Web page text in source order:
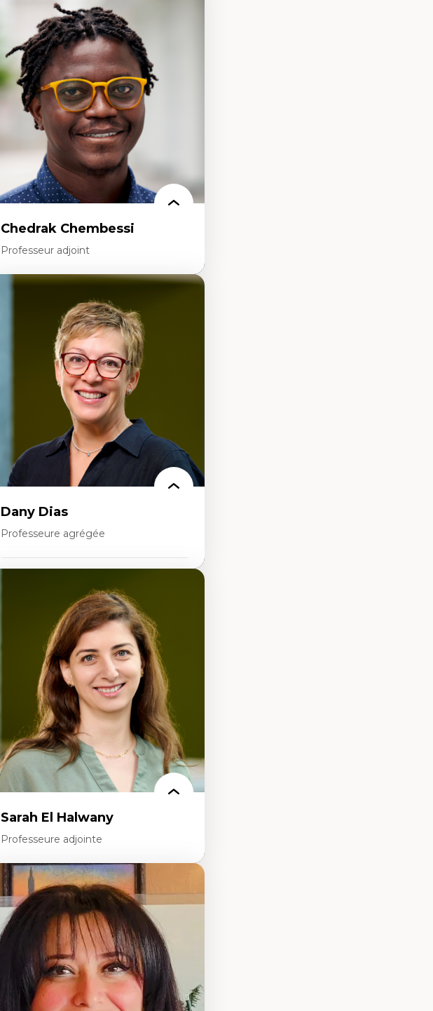
Didactique des sciences – processus
d’enquête et culture scientifique
Éducation en milieu minoritaire –
construction identitaire et conscience
critique
Technologies éducatives – ludification et
programmation pédagogique
La langue dans toutes les matières –
environnement discursif et langage
scientifique
Chedrak Chembessi
Professeur adjoint
Économie circulaire
Modèles d’affaires durables
Histoire des faits économiques
Gestion durable des ressources naturelles
Écologie industrielle
Aménagement durable du territoire
Développement régional
Coopératives
Télétravail en milieu rural francophone
Transition socio-écologique
Dany Dias
Professeure agrégée
Pédagogies critiques et justice sociale
Éthique relationnelle et sollicitude en
Décolonisation et autochtonisation de la
formation à l’enseignement
Littératie et didactique du français
Éducation inclusive
Formation à l’enseignement en contexte
francophone minoritaire
Identité linguistique et culturelle
Recherche-action et approches
participatives
Leadership éducatif et pratiques réflexives
Éducation durable et bien-être en
enseignement
Sarah El Halwany
Professeure adjointe
Expertises
Les apports pédagogiques des théories de
l'affect, du posthumanisme, du féminisme
dans l'éducation aux sciences
L'apprentissage des sciences/STIM dans une
perspective socioécologique de care
L’insertion professionnelle des
enseignant.e.s